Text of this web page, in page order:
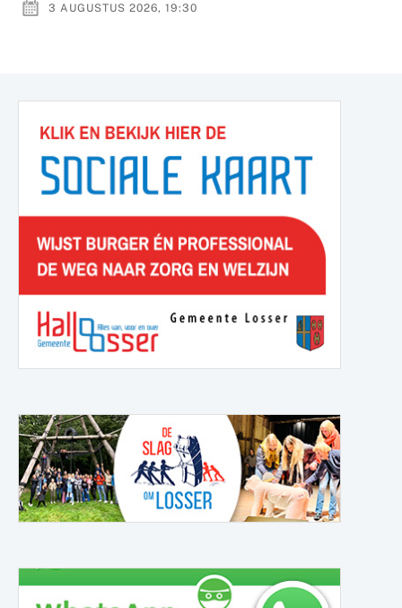
3 AUGUSTUS 2026, 19:30